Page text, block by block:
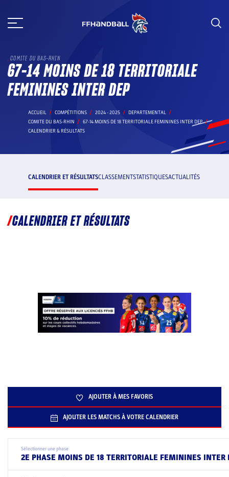
au
COMITE DU BAS-RHIN
67-14 MOINS DE 18 TERRITORIALE
FEMININES INTER DEP
ACCUEIL COMPÉTITIONS 2024 - 2025
DEPARTEMENTAL
COMITE DU BAS-RHIN
67-14 MOINS DE 18 TERRITORIALE FEMININES INTER DEP
CALENDRIER & RÉSULTATS
CALENDRIER ET RÉSULTATSCLASSEMENTSTATISTIQUESACTUALITÉS
CALENDRIER ET RÉSULTATS
AJOUTER À MES FAVORIS
AJOUTER LES MATCHS À VOTRE CALENDRIER
Sélectionner une phase
2E PHASE MOINS DE 18 TERRITORIALE FEMININES INTER